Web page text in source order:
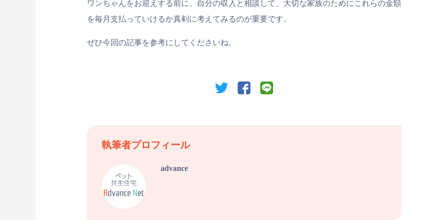
ワンちゃんをお迎えする前に、自分の収入と相談して、大切な家族のためにこれらの金額
を毎月支払っていけるか真剣に考えてみるのが重要です。
ぜひ今回の記事を参考にしてくださいね。
twitter facebook
執筆者プロフィール
advance